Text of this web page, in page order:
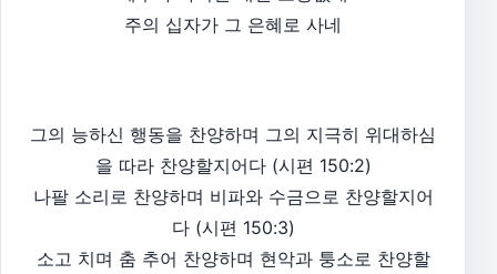
주의 십자가 그 은혜로 사네
그의 능하신 행동을 찬양하며 그의 지극히 위대하심
을 따라 찬양할지어다 (시편 150:2)
나팔 소리로 찬양하며 비파와 수금으로 찬양할지어
다 (시편 150:3)
소고 치며 춤 추어 찬양하며 현악과 퉁소로 찬양할